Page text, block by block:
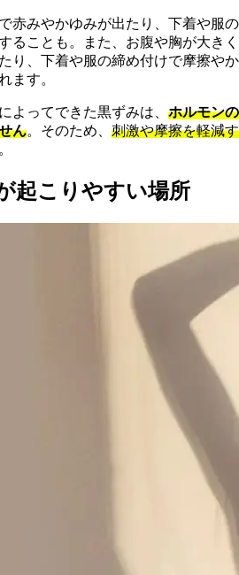
赤みやかゆみが出たり、下着や服の
ることも。また、お腹や胸が大きく
り、下着や服の締め付けで摩擦やか
ます。
よってできた黒ずみは、 ホルモンの
ん。そのため、 刺激や摩擦を軽減す
起こりやすい場所